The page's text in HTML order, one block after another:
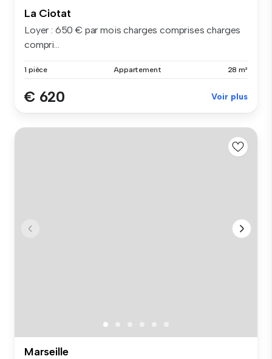
La Ciotat
Loyer : 650 € par mois charges comprises charges
compri...
1 pièce Appartement 28 m²
€ 620 Voir plus
Marseille